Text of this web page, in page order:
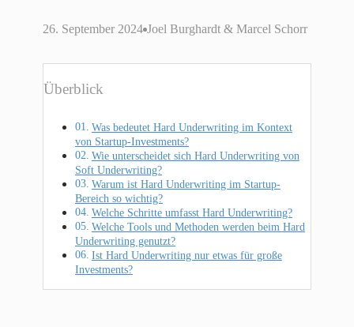
26. September 2024 Joel Burghardt & Marcel Schorr
Überblick
Was bedeutet Hard Underwriting im Kontext
von Startup-Investments?
Wie unterscheidet sich Hard Underwriting von
Soft Underwriting?
Warum ist Hard Underwriting im Startup-
Bereich so wichtig?
Welche Schritte umfasst Hard Underwriting?
Welche Tools und Methoden werden beim Hard
Underwriting genutzt?
Ist Hard Underwriting nur etwas für große
Investments?